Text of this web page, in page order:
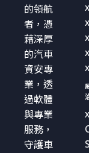
的領航
者，憑
藉深厚
的汽車
資安專
業，透
過軟體
與專業
服務，
守護車